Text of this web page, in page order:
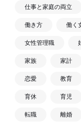
仕事と家庭の両立
働き方 働く
女性管理職
家族 家計
恋愛 教育
育休 育児
転職 離婚